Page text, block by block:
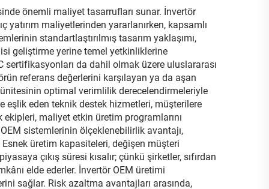
önemli maliyet tasarrufları sunar. İnvertör
maliyetlerinden yararlanırken, kapsamlı
standartlaştırılmış tasarım yaklaşımı,
geliştirme yerine temel yetkinliklerine
sertifikasyonları da dahil olmak üzere uluslararası
referans değerlerini karşılayan ya da aşan
optimal verimlilik derecelendirmeleriyle
eşlik eden teknik destek hizmetleri, müşterilere
maliyet etkin üretim programlarını
sistemlerinin ölçeklenebilirlik avantajı,
üretim kapasiteleri, değişen müşteri
çıkış süresi kısalır; çünkü şirketler, sıfırdan
elde ederler. İnvertör OEM üretimi
sağlar. Risk azaltma avantajları arasında,